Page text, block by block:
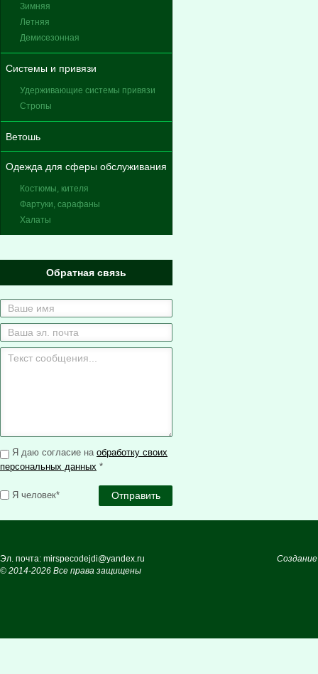
Зимняя
Летняя
Демисезонная
Системы и привязи
Удерживающие системы привязи
Стропы
Ветошь
Одежда для сферы обслуживания
Костюмы, кителя
Фартуки, сарафаны
Халаты
Обратная связь
Я даю согласие на обработку своих
персональных данных *
Я человек*
Эл. почта: mirspecodejdi@yandex.ru
© 2014-2026 Все права защищены